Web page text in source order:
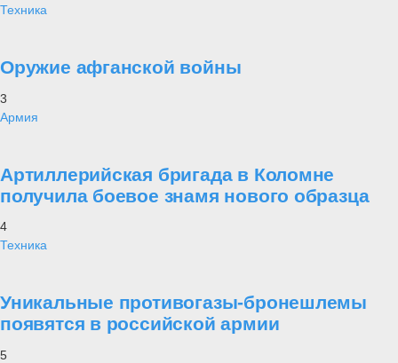
Техника
Оружие афганской войны
3
Армия
Артиллерийская бригада в Коломне
получила боевое знамя нового образца
4
Техника
Уникальные противогазы-бронешлемы
появятся в российской армии
5